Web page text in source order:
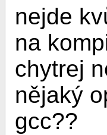
nejde
na
chytrej
nějaký
gcc??